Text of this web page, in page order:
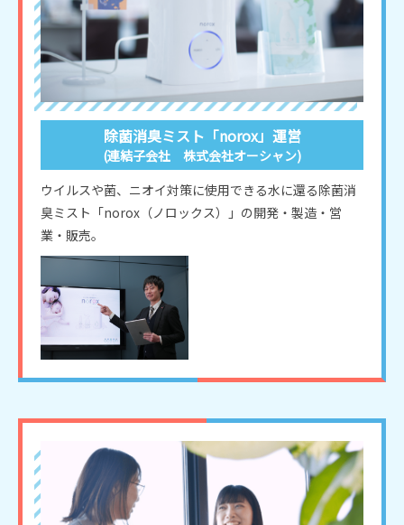
除菌消臭ミスト「norox」運営
(連結子会社 株式会社オーシャン)
ウイルスや菌、ニオイ対策に使用できる水に還る除菌消
臭ミスト「norox（ノロックス）」の開発・製造・営
業・販売。